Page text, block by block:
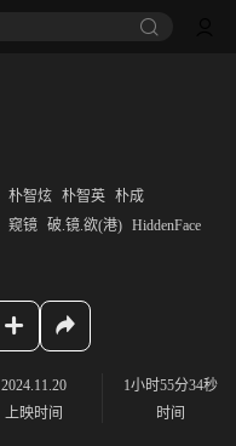
朴智炫 朴智英 朴成
窥镜 破.镜.欲(港) HiddenFace
2024.11.20
上映时间
1小时55分34秒
时间